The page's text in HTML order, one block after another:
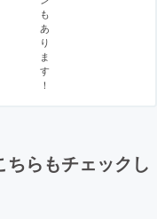
も
あ
り
ま
す
！
らもチェックし